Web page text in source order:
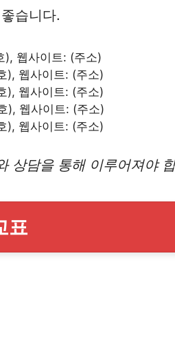
습니다.
), 웹사이트: (주소)
), 웹사이트: (주소)
), 웹사이트: (주소)
), 웹사이트: (주소)
), 웹사이트: (주소)
상담을 통해 이루어져야
표